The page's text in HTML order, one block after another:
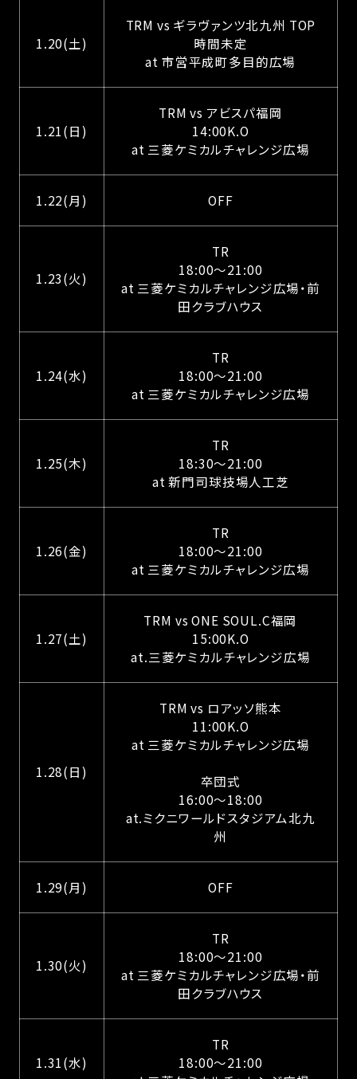
1.20(土)
TRM vs ギラヴァンツ北九州 TOP
時間未定
at 市営平成町多目的広場
1.21(日)
TRM vs アビスパ福岡
14:00K.O
at 三菱ケミカルチャレンジ広場
1.22(月) OFF
1.23(火)
TR
18:00〜21:00
at 三菱ケミカルチャレンジ広場・前
田クラブハウス
1.24(水)
TR
18:00〜21:00
at 三菱ケミカルチャレンジ広場
1.25(木)
TR
18:30〜21:00
at 新門司球技場人工芝
1.26(金)
TR
18:00〜21:00
at 三菱ケミカルチャレンジ広場
1.27(土)
TRM vs ONE SOUL.C福岡
15:00K.O
at.三菱ケミカルチャレンジ広場
1.28(日)
TRM vs ロアッソ熊本
11:00K.O
at 三菱ケミカルチャレンジ広場
卒団式
16:00〜18:00
at.ミクニワールドスタジアム北九
州
1.29(月) OFF
1.30(火)
TR
18:00〜21:00
at 三菱ケミカルチャレンジ広場・前
田クラブハウス
1.31(水)
TR
18:00〜21:00